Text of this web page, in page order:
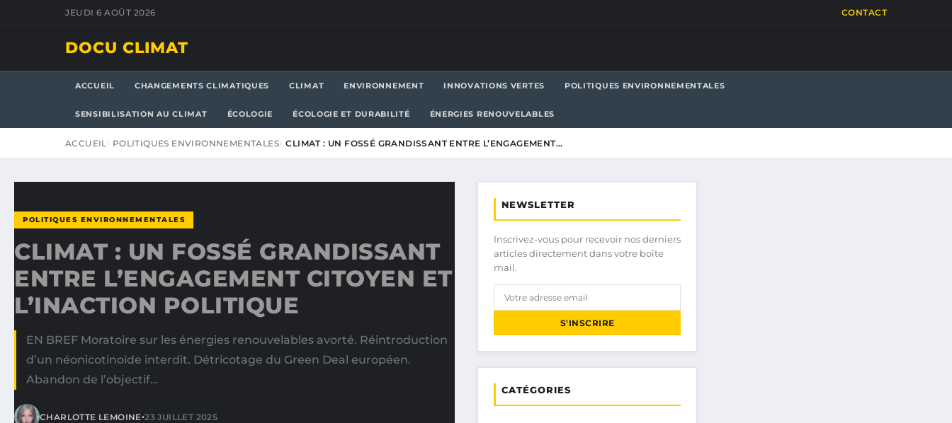
JEUDI 6 AOÛT 2026 CONTACT
DOCU CLIMAT
ACCUEIL CHANGEMENTS CLIMATIQUES CLIMAT ENVIRONNEMENT INNOVATIONS VERTES POLITIQUES ENVIRONNEMENTALES
SENSIBILISATION AU CLIMAT ÉCOLOGIE ÉCOLOGIE ET DURABILITÉ ÉNERGIES RENOUVELABLES
ACCUEIL POLITIQUES ENVIRONNEMENTALES CLIMAT : UN FOSSÉ GRANDISSANT ENTRE L’ENGAGEMENT…
POLITIQUES ENVIRONNEMENTALES
CLIMAT : UN FOSSÉ GRANDISSANT
ENTRE L’ENGAGEMENT CITOYEN ET
L’INACTION POLITIQUE
EN BREF Moratoire sur les énergies renouvelables avorté. Réintroduction
d’un néonicotinoïde interdit. Détricotage du Green Deal européen.
Abandon de l’objectif…
CHARLOTTE LEMOINE•23 JUILLET 2025
NEWSLETTER
Inscrivez-vous pour recevoir nos derniers
articles directement dans votre boîte
mail.
S'INSCRIRE
CATÉGORIES